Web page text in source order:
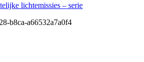
lichtemissies – serie
b8ca-a66532a7a0f4